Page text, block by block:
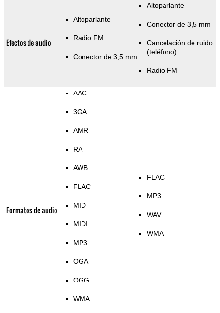
Efectos de audio
Altoparlante
Radio FM
Conector de 3,5 mm
Altoparlante
Conector de 3,5 mm
Cancelación de ruido
(teléfono)
Radio FM
Formatos de audio
AAC
3GA
AMR
RA
AWB
FLAC
MID
MIDI
MP3
OGA
OGG
WMA
FLAC
MP3
WAV
WMA